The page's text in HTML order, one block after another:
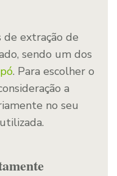
de extração de
sendo um dos
. Para escolher o
a
no seu
utilizada.